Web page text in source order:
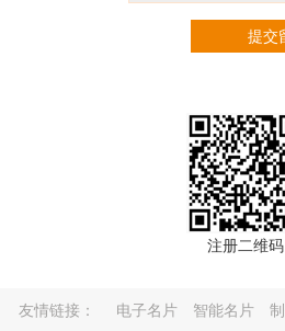
提交
注册二维码
友情链接： 电子名片 智能名片